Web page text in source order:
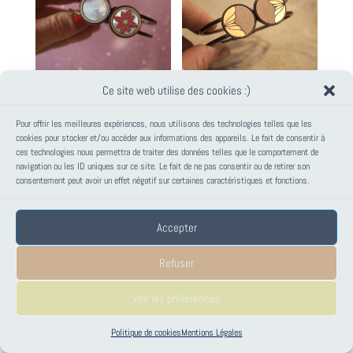
Ce site web utilise des cookies :)
Pour offrir les meilleures expériences, nous utilisons des technologies telles que les
cookies pour stocker et/ou accéder aux informations des appareils. Le fait de consentir à
ces technologies nous permettra de traiter des données telles que le comportement de
navigation ou les ID uniques sur ce site. Le fait de ne pas consentir ou de retirer son
consentement peut avoir un effet négatif sur certaines caractéristiques et fonctions.
Accepter
Refuser
Voir les préférences
Politique de cookiesMentions Légales
FLEUR – JILL
32,00 €
FLEUR – MILA – OR
32,00€